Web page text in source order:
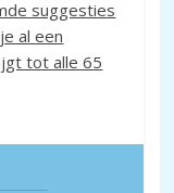
suggesties
al een
tot alle 65